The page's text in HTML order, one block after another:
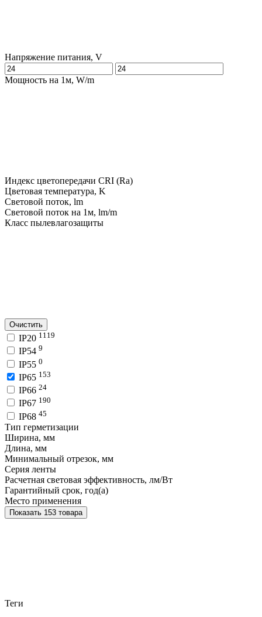
Напряжение питания, V
Мощность на 1м, W/m
Индекс цветопередачи CRI (Ra)
Цветовая температура, K
Световой поток, lm
Световой поток на 1м, lm/m
Класс пылевлагозащиты
Очистить
IP20 1119
IP54 9
IP55 0
IP65 153
IP66 24
IP67 190
IP68 45
Тип герметизации
Ширина, мм
Длина, мм
Минимальный отрезок, мм
Серия ленты
Расчетная световая эффективность, лм/Вт
Гарантийный срок, год(а)
Место применения
Показать 153 товара
Теги